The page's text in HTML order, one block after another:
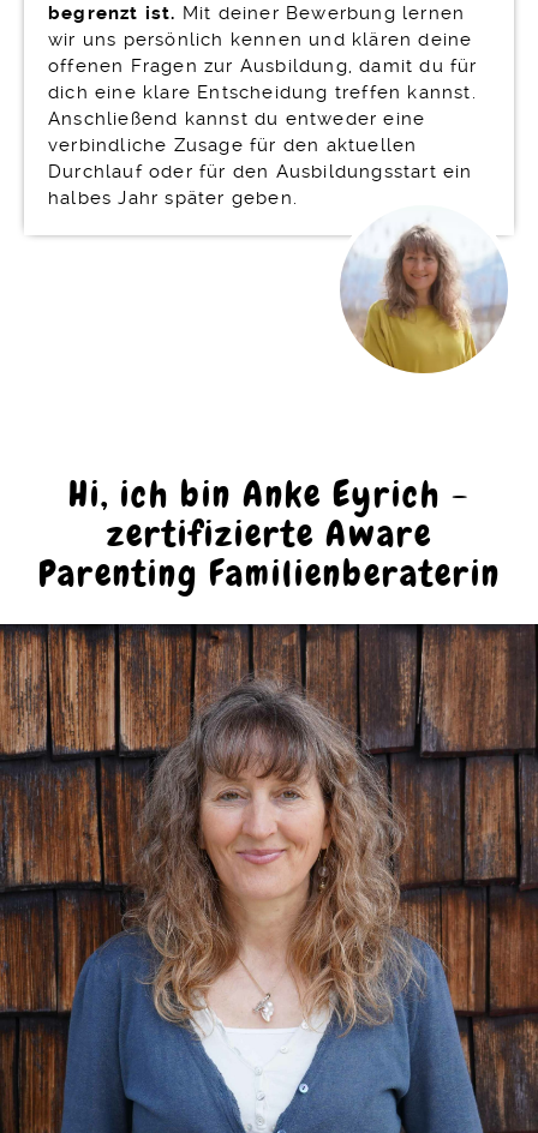
begrenzt ist. Mit deiner Bewerbung lernen
wir uns persönlich kennen und klären deine
offenen Fragen zur Ausbildung, damit du für
dich eine klare Entscheidung treffen kannst.
Anschließend kannst du entweder eine
verbindliche Zusage für den aktuellen
Durchlauf oder für den Ausbildungsstart ein
halbes Jahr später geben.
Hi, ich bin Anke Eyrich -
zertifizierte Aware
Parenting Familienberaterin